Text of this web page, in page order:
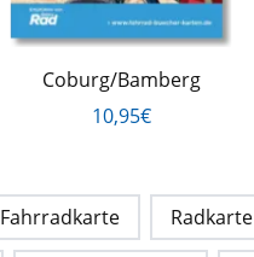
Coburg/Bamberg
10,95€
Fahrradkarte Radkarte